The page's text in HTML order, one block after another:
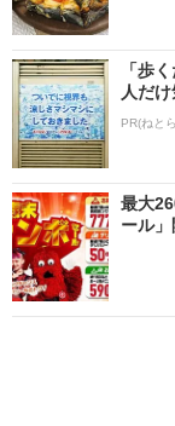
「歩
人だ
PR(ねと
最大
ール